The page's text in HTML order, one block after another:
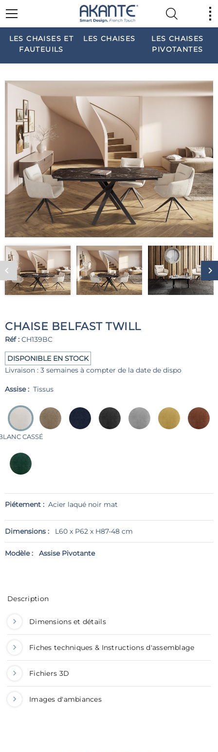
LES CHAISES ET
FAUTEUILS
LES CHAISES
LES CHAISES
PIVOTANTES
CHAISE BELFAST TWILL
Réf : CH139BC
DISPONIBLE EN STOCK
Livraison : 3 semaines à compter de la date de dispo
Assise : Tissus
CASSÉ
Piétement : Acier laqué noir mat
Dimensions : L60 x P62 x H87-48 cm
Modèle : Assise Pivotante
Description
Dimensions et détails
Fiches techniques & Instructions d'assemblage
Fichiers 3D
Images d'ambiances